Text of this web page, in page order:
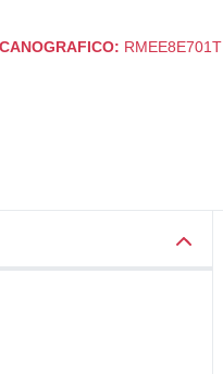
RMEE8E701T